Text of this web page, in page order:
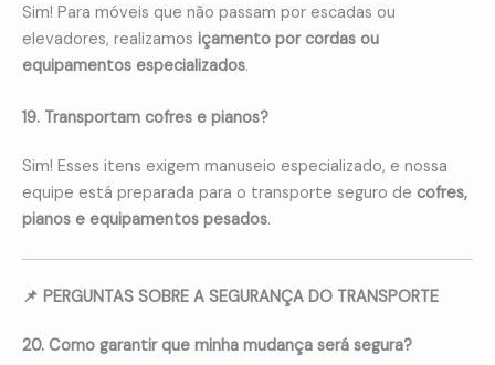
Sim! Para móveis que não passam por escadas ou
elevadores, realizamos içamento por cordas ou
equipamentos especializados.
19. Transportam cofres e pianos?
Sim! Esses itens exigem manuseio especializado, e nossa
equipe está preparada para o transporte seguro de cofres,
pianos e equipamentos pesados.
📌 PERGUNTAS SOBRE A SEGURANÇA DO TRANSPORTE
20. Como garantir que minha mudança será segura?